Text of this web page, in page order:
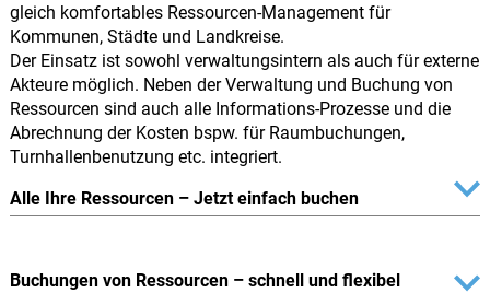
gleich komfortables Ressourcen-Management für
Kommunen, Städte und Landkreise.
Der Einsatz ist sowohl verwaltungsintern als auch für externe
Akteure möglich. Neben der Verwaltung und Buchung von
Ressourcen sind auch alle Informations-Prozesse und die
Abrechnung der Kosten bspw. für Raumbuchungen,
Turnhallenbenutzung etc. integriert.
Alle Ihre Ressourcen – Jetzt einfach buchen
Buchungen von Ressourcen – schnell und flexibel